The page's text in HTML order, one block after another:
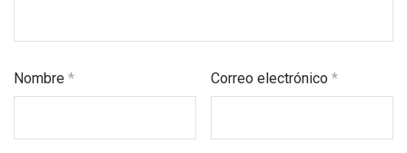
Nombre * Correo electrónico*